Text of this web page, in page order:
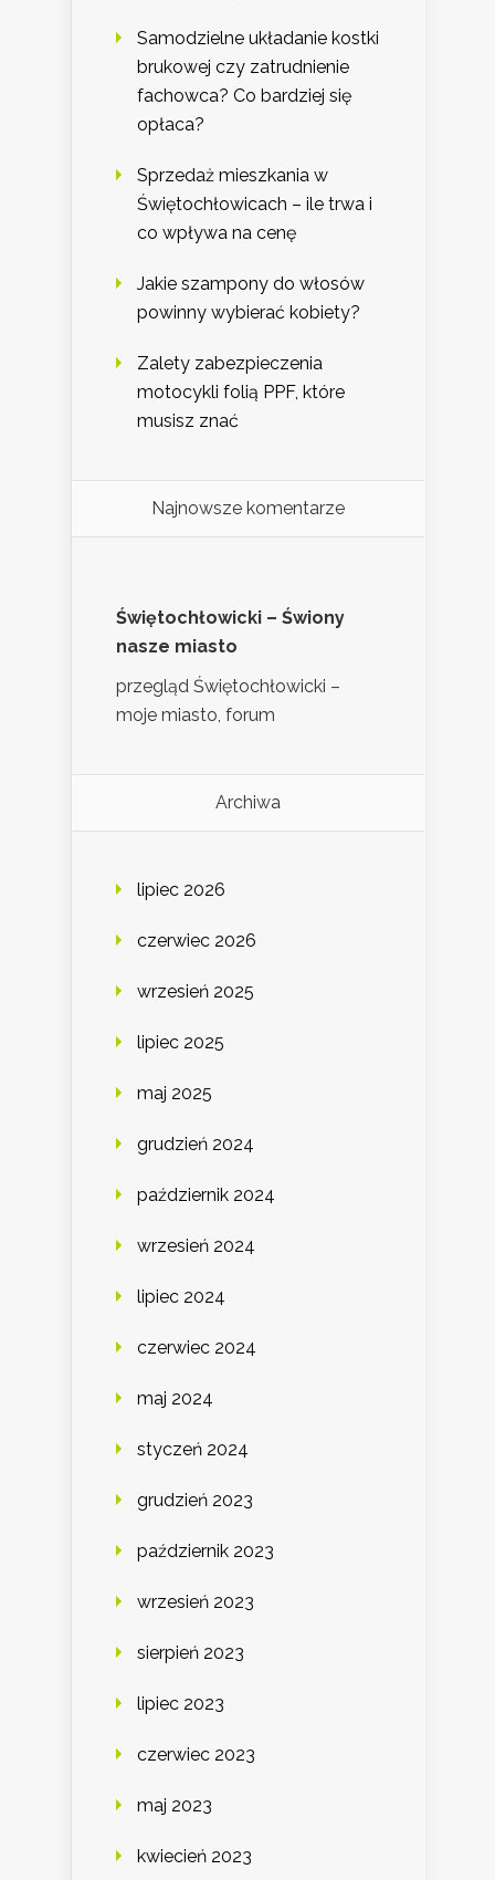
Samodzielne układanie kostki
brukowej czy zatrudnienie
fachowca? Co bardziej się
opłaca?
Sprzedaż mieszkania w
Świętochłowicach – ile trwa i
co wpływa na cenę
Jakie szampony do włosów
powinny wybierać kobiety?
Zalety zabezpieczenia
motocykli folią PPF, które
musisz znać
Najnowsze komentarze
Świętochłowicki – Świony
nasze miasto
przegląd Świętochłowicki –
moje miasto, forum
Archiwa
lipiec 2026
czerwiec 2026
wrzesień 2025
lipiec 2025
maj 2025
grudzień 2024
październik 2024
wrzesień 2024
lipiec 2024
czerwiec 2024
maj 2024
styczeń 2024
grudzień 2023
październik 2023
wrzesień 2023
sierpień 2023
lipiec 2023
czerwiec 2023
maj 2023
kwiecień 2023